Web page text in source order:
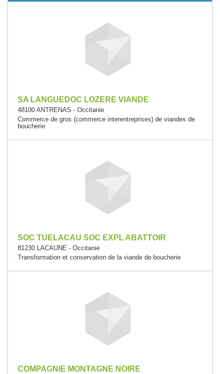
SA LANGUEDOC LOZERE VIANDE
48100 ANTRENAS - Occitanie
Commerce de gros (commerce interentreprises) de viandes de
boucherie
SOC TUELACAU SOC EXPL ABATTOIR
81230 LACAUNE - Occitanie
Transformation et conservation de la viande de boucherie
COMPAGNIE MONTAGNE NOIRE